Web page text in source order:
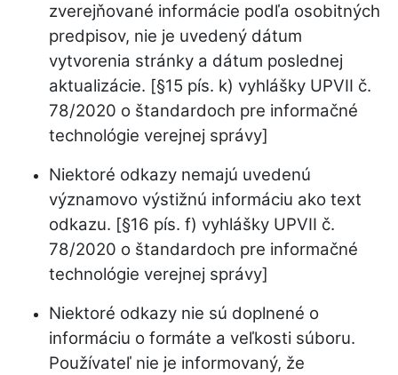
zverejňované informácie podľa osobitných
predpisov, nie je uvedený dátum
vytvorenia stránky a dátum poslednej
aktualizácie. [§15 pís. k) vyhlášky UPVII č.
78/2020 o štandardoch pre informačné
technológie verejnej správy]
Niektoré odkazy nemajú uvedenú
významovo výstižnú informáciu ako text
odkazu. [§16 pís. f) vyhlášky UPVII č.
78/2020 o štandardoch pre informačné
technológie verejnej správy]
Niektoré odkazy nie sú doplnené o
informáciu o formáte a veľkosti súboru.
Používateľ nie je informovaný, že